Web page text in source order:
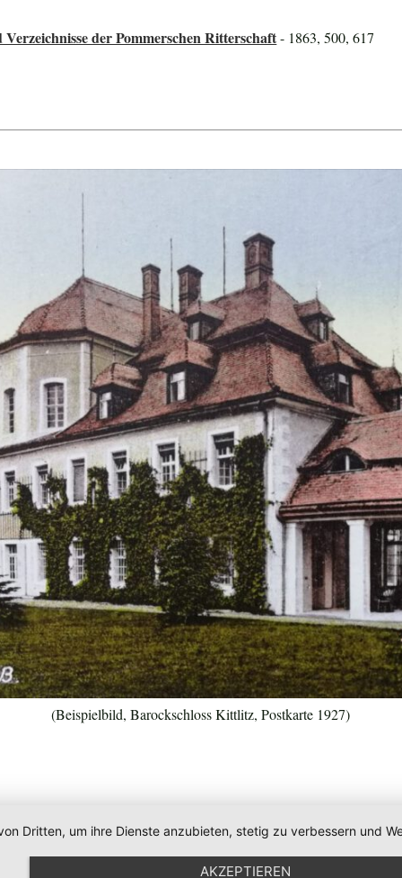
der Pommerschen Ritterschaft- 1863, 500, 617
(Beispielbild, Barockschloss Kittlitz, Postkarte 1927)
Dritten, um ihre Dienste anzubieten, stetig zu verbessern und
AKZEPTIEREN